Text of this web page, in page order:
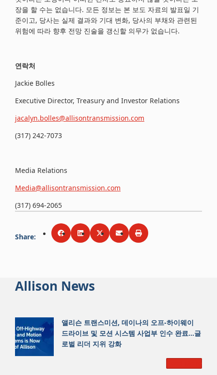
장을 할 수는 없습니다. 모든 정보는 본 보도 자료의 발표일 기
준이고, 당사는 실제 결과와 기대 변화, 당사의 부채와 관련된
위험에 따라 향후 전망 진술을 갱신할 의무가 없습니다.
연락처
Jackie Bolles
Executive Director, Treasury and Investor Relations
jacalyn.bolles@allisontransmission.com
(317) 242-7073
Media Relations
Media@allisontransmission.com
(317) 694-2065
Share: Share viaFacebook
Share viaLinkedIn
Share viaTwitter
Share via
Print
Allison News
앨리슨 트랜스미션, 데이나의 오프-하이웨이
드라이브 및 모션 시스템 사업부 인수 완료…글
로벌 리더 지위 강화
Read More